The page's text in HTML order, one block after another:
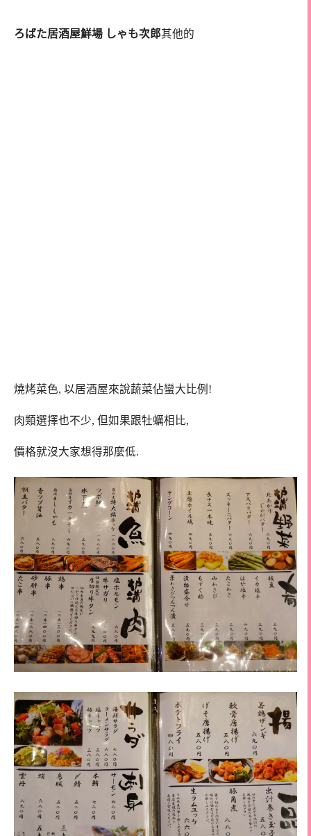
ろばた居酒屋鮮場 しゃも次郎其他的
燒烤菜色, 以居酒屋來說蔬菜佔蠻大比例!
肉類選擇也不少, 但如果跟牡蠣相比,
價格就沒大家想得那麼低.